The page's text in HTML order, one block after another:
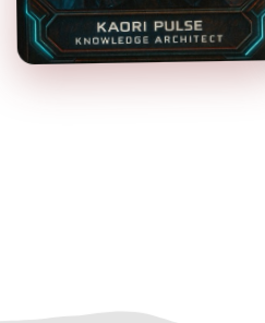
Martina Muláčková